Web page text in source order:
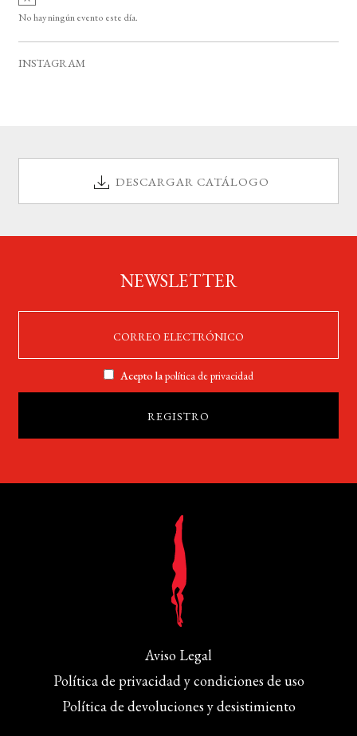
o
v
i
No hay ningún evento este día.
INSTAGRAM
DESCARGAR CATÁLOGO
NEWSLETTER
Acepto lapolítica de privacidad
Aviso Legal
Política de privacidad y condiciones de uso
Política de devoluciones y desistimiento